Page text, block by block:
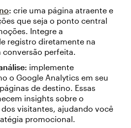
: crie uma página atraente e
que seja o ponto central
Integre a
registro diretamente na
conversão perfeita.
implemente
o Google Analytics em seu
de destino. Essas
insights sobre o
visitantes, ajudando você
promocional.